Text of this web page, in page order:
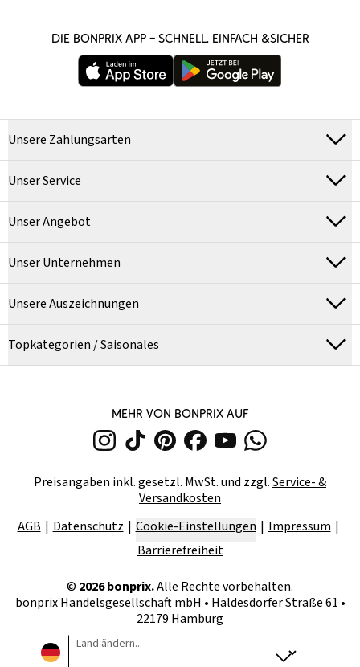
DIE BONPRIX APP – SCHNELL, EINFACH &SICHER
Unsere Zahlungsarten
Unser Service
Unser Angebot
Unser Unternehmen
Unsere Auszeichnungen
Topkategorien / Saisonales
MEHR VON BONPRIX AUF
Preisangaben inkl. gesetzl. MwSt. und zzgl.Service- &
Versandkosten
AGB
Datenschutz Cookie-Einstellungen
Impressum
Barrierefreiheit
© 2026bonprix.Alle Rechte vorbehalten.
bonprix Handelsgesellschaft mbH • Haldesdorfer Straße 61 •
22179 Hamburg
Land ändern...